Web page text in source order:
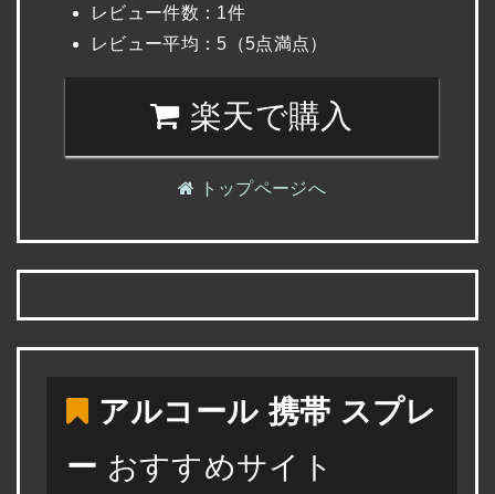
レビュー件数：1件
レビュー平均：5（5点満点）
楽天で購入
トップページへ
アルコール 携帯 スプレ
ー おすすめサイト